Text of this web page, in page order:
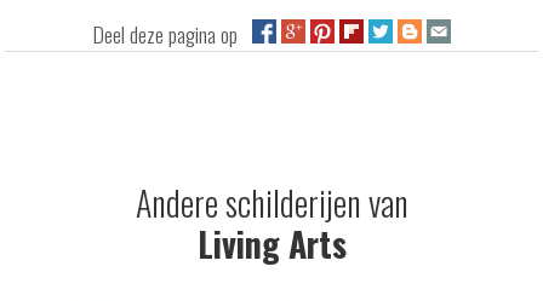
Deel deze pagina op
Andere schilderijen van
Living Arts